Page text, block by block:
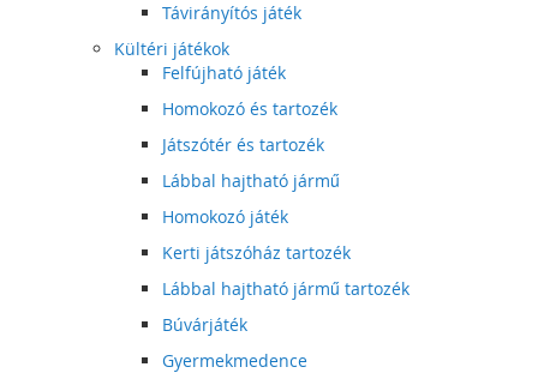
Távirányítós játék
Kültéri játékok
Felfújható játék
Homokozó és tartozék
Játszótér és tartozék
Lábbal hajtható jármű
Homokozó játék
Kerti játszóház tartozék
Lábbal hajtható jármű tartozék
Búvárjáték
Gyermekmedence